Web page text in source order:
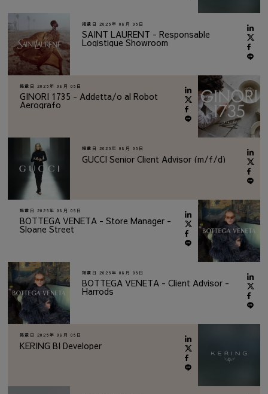
掲載日 2026年 08月 06日
SAINT LAURENT - Responsable
Logistique Showroom
掲載日 2026年 08月 06日
GINORI 1735 - Addetta/o al Robot
Aerografo
掲載日 2026年 08月 06日
GUCCI Senior Client Advisor (m/f/d)
掲載日 2026年 08月 06日
BOTTEGA VENETA - Store Manager -
Sloane Street
掲載日 2026年 08月 06日
BOTTEGA VENETA - Client Advisor -
Harrods
掲載日 2026年 08月 06日
KERING BI Developer